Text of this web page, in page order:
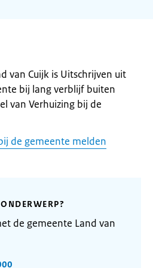
van Cuijk is Uitschrijven uit
bij lang verblijf buiten
van Verhuizing bij de
de gemeente melden
de gemeente Land van